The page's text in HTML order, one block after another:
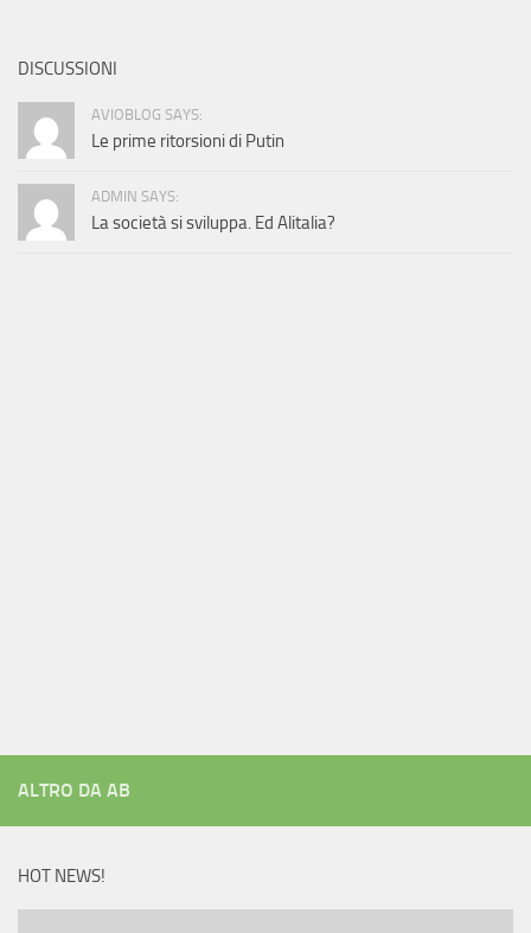
DISCUSSIONI
AVIOBLOG SAYS:
Le prime ritorsioni di Putin
ADMIN SAYS:
La società si sviluppa. Ed Alitalia?
ALTRO DA AB
HOT NEWS!